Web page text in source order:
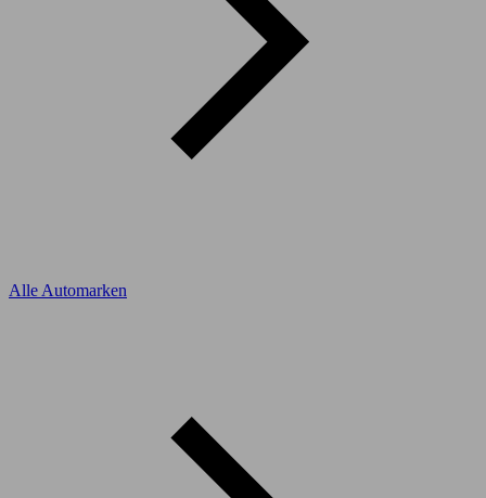
Alle Automarken